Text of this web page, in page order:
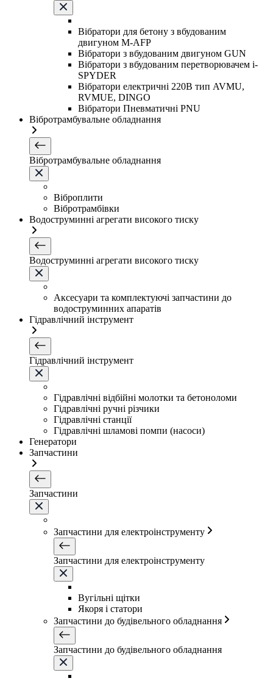
Вібратори для бетону з вбудованим
двигуном M-AFP
Вібратори з вбудованим двигуном GUN
Вібратори з вбудованим перетворювачем i-
SPYDER
Вібратори електричні 220B тип AVMU,
RVMUE, DINGO
Вібратори Пневматичні PNU
Вібротрамбувальне обладнання
Вібротрамбувальне обладнання
Віброплити
Вібротрамбівки
Водоструминні агрегати високого тиску
Водоструминні агрегати високого тиску
Аксесуари та комплектуючі запчастини до
водоструминних апаратів
Гідравлічний інструмент
Гідравлічний інструмент
Гідравлічні відбійні молотки та бетоноломи
Гідравлічні ручні різчики
Гідравлічні станції
Гідравлічні шламові помпи (насоси)
Генератори
Запчастини
Запчастини
Запчастини для електроінструменту
Запчастини для електроінструменту
Вугільні щітки
Якоря і статори
Запчастини до будівельного обладнання
Запчастини до будівельного обладнання